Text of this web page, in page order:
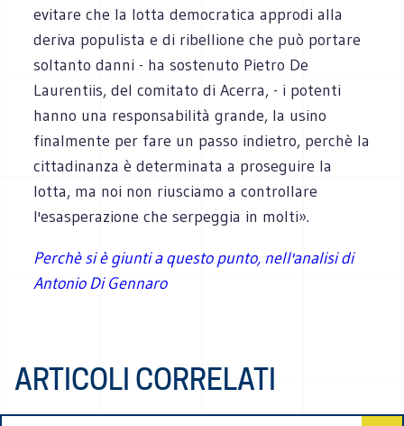
evitare che la lotta democratica approdi alla
deriva populista e di ribellione che può portare
soltanto danni - ha sostenuto Pietro De
Laurentiis, del comitato di Acerra, - i potenti
hanno una responsabilità grande, la usino
finalmente per fare un passo indietro, perchè la
cittadinanza è determinata a proseguire la
lotta, ma noi non riusciamo a controllare
l'esasperazione che serpeggia in molti».
Perchè si è giunti a questo punto, nell'analisi di
Antonio Di Gennaro
ARTICOLI CORRELATI